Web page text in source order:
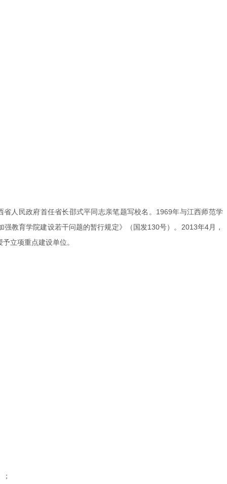
人民政府首任省长邵式平同志亲笔题写校名。1969年与江西师范学
教育学院建设若干问题的暂行规定》（国发130号）。2013年4月，
立项重点建设单位。